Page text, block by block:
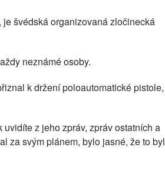
švédská organizovaná zločinecká
neznámé osoby.
k držení poloautomatické pistole,
z jeho zpráv, zpráv ostatních a
za svým plánem, bylo jasné, že to byl